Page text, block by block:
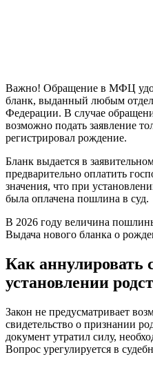
Важно! Обращение в МФЦ
бланк, выданный любым
Федерации. В случае
возможно подать заявление
регистрировал рождение.
Бланк выдается в
предварительно оплатить
значения, что при
была оплачена пошлина в суд.
В 2026 году величина
Выдача нового бланка о
Как аннулировать
установлении
Закон не предусматривает
свидетельство о признании
документ утратил силу,
Вопрос урегулируется в